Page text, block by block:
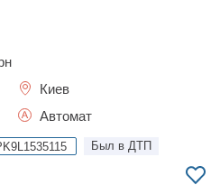
Киев
Автомат
Был в ДТП